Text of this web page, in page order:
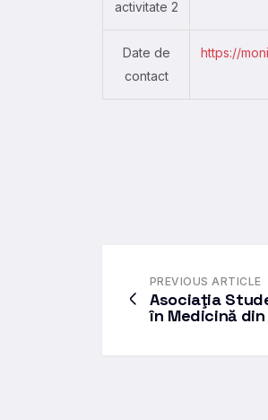
activitate 2
Date de
contact
https://
PREVIOUS ARTICLE
Asociaţia
în Medicină